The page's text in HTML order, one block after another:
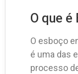
O que é
O esboço
é uma das
processo